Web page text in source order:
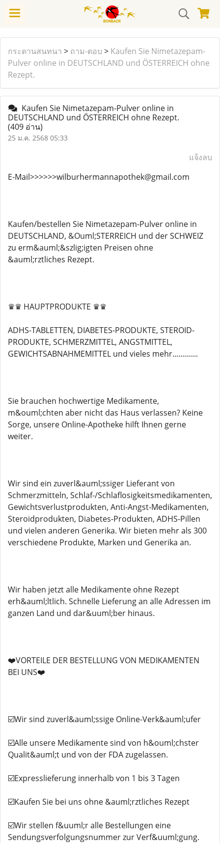
กระดานสนทนา > ถาม-ตอบ > Kaufen Sie Nimetazepam-
Pulver online in DEUTSCHLAND und ÖSTERREICH ohne
Rezept.
Kaufen Sie Nimetazepam-Pulver online in
DEUTSCHLAND und ÖSTERREICH ohne Rezept.
(409 อ่าน)
25 ม.ค. 2568 05:33
แจ้งลบ
E-Mail>>>>>>wilburhermannapothek@gmail.com
Kaufen/bestellen Sie Nimetazepam-Pulver online in
DEUTSCHLAND, &Ouml;STERREICH und der SCHWEIZ
zu erm&auml;&szlig;igten Preisen ohne
&auml;rztliches Rezept.
♛♛ HAUPTPRODUKTE ♛♛
ADHS-TABLETTEN, DIABETES-PRODUKTE, STEROID-
PRODUKTE, SCHMERZMITTEL, ANGSTMITTEL,
GEWICHTSABNAHMEMITTEL und vieles mehr.............
Sie brauchen hochwertige Medikamente,
m&ouml;chten aber nicht das Haus verlassen? Keine
Sorge, unsere Online-Apotheke hilft Ihnen gerne
weiter.
Wir sind ein zuverl&auml;ssiger Lieferant von
Schmerzmitteln, Schlaf-/Schlaflosigkeitsmedikamenten,
Gewichtsverlustprodukten, Anti-Angst-Medikamenten,
Steroidprodukten, Diabetes-Produkten, ADHS-Pillen
und vielen anderen Generika. Wir bieten mehr als 300
verschiedene Produkte, Marken und Generika an.
Wir haben jetzt alle Medikamente ohne Rezept
erh&auml;ltlich. Schnelle Lieferung an alle Adressen im
ganzen Land und dar&uuml;ber hinaus.
❤️VORTEILE DER BESTELLUNG VON MEDIKAMENTEN
BEI UNS❤️
☑️Wir sind zuverl&auml;ssige Online-Verk&auml;ufer
☑️Alle unsere Medikamente sind von h&ouml;chster
Qualit&auml;t und von der FDA zugelassen.
☑️Expresslieferung innerhalb von 1 bis 3 Tagen
☑️Kaufen Sie bei uns ohne &auml;rztliches Rezept
☑️Wir stellen f&uuml;r alle Bestellungen eine
Sendungsverfolgungsnummer zur Verf&uuml;gung.